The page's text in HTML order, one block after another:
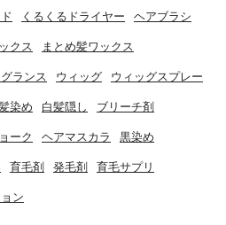
くるくるドライヤー ヘアブラシ
クス まとめ髪ワックス
ランス ウィッグ ウィッグスプレー
染め 白髪隠し ブリーチ剤
ーク ヘアマスカラ 黒染め
育毛剤 発毛剤 育毛サプリ
ン